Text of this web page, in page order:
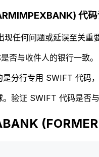
代
任何问题或延误至关重
否与收件人的银行一致。
分行专用 SWIFT 代码
验证 SWIFT 代码是否